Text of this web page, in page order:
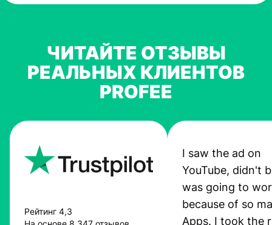
ЧИТАЙТЕ ОТЗЫВЫ
РЕАЛЬНЫХ КЛИЕНТОВ
PROFEE
Рейтинг 4,3
I saw the ad on
YouTube, didn't
was going to
because of so
Apps. I took the